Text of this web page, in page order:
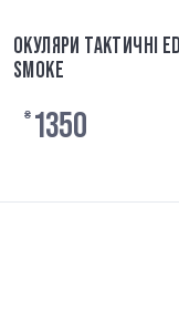
ОКУЛЯРИ ТАКТИЧНІ
SMOKE
₴ 1350